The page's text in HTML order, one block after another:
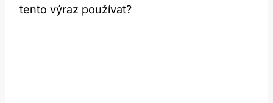
tento výraz používat?